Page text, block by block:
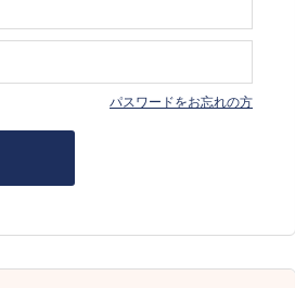
パスワードをお忘れの方